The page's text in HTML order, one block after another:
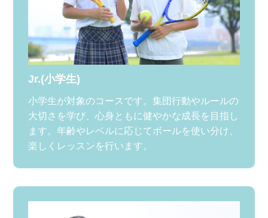
Jr.(小学生)
小学生が対象のコースです。集団行動やルールの
大切さを学び、心身ともに健やかな成長を目指し
ます。年齢やレベルに応じてボールを使い分け、
楽しくレッスンを行います。